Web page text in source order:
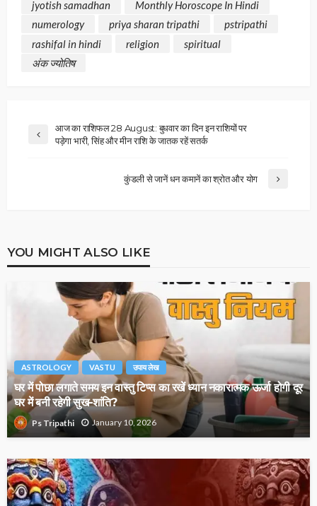
jyotish samadhan
Monthly Horoscope In Hindi
numerology
priya sharan tripathi
pstripathi
rashifal in hindi
religion
spiritual
अंक ज्योतिष
आज का राशिफल 28 August: बुधवार का दिन इन राशियों पर
पड़ेगा भारी, सिंह और मीन राशि के जातक रहें सतर्क
कुंडली से जानें धन कमानें का श्रोत और योग
YOU MIGHT ALSO LIKE
ASTROLOGY VASTU उपाय लेख
घर में पोछा लगाते समय इन वास्तु टिप्स का रखें ध्यान नकारात्मक ऊर्जा होगी दूर
घर में बनी रहेगी सुख-शांति?
Ps Tripathi January 10, 2026